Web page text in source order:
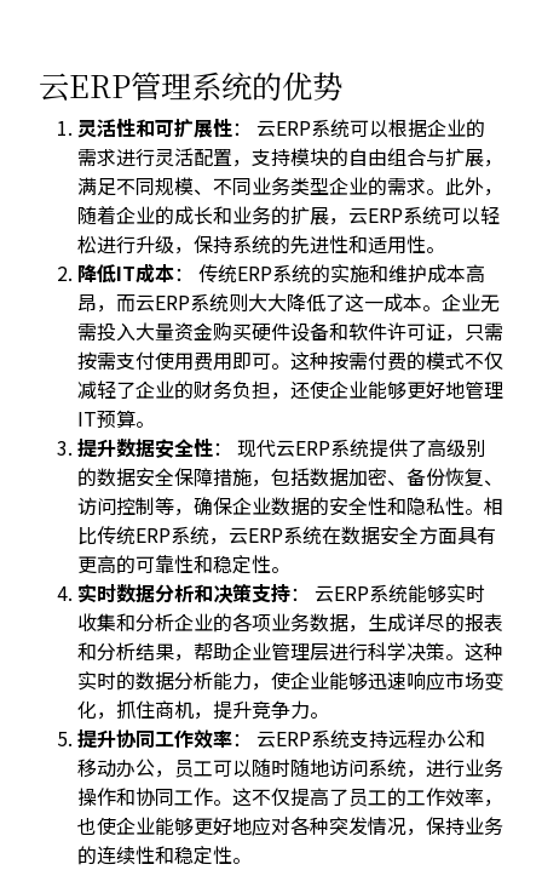
云ERP管理系统的优势
灵活性和可扩展性： 云ERP系统可以根据企业的
需求进行灵活配置，支持模块的自由组合与扩展，
满足不同规模、不同业务类型企业的需求。此外，
随着企业的成长和业务的扩展，云ERP系统可以轻
松进行升级，保持系统的先进性和适用性。
降低IT成本： 传统ERP系统的实施和维护成本高
昂，而云ERP系统则大大降低了这一成本。企业无
需投入大量资金购买硬件设备和软件许可证，只需
按需支付使用费用即可。这种按需付费的模式不仅
减轻了企业的财务负担，还使企业能够更好地管理
IT预算。
提升数据安全性： 现代云ERP系统提供了高级别
的数据安全保障措施，包括数据加密、备份恢复、
访问控制等，确保企业数据的安全性和隐私性。相
比传统ERP系统，云ERP系统在数据安全方面具有
更高的可靠性和稳定性。
实时数据分析和决策支持： 云ERP系统能够实时
收集和分析企业的各项业务数据，生成详尽的报表
和分析结果，帮助企业管理层进行科学决策。这种
实时的数据分析能力，使企业能够迅速响应市场变
化，抓住商机，提升竞争力。
提升协同工作效率： 云ERP系统支持远程办公和
移动办公，员工可以随时随地访问系统，进行业务
操作和协同工作。这不仅提高了员工的工作效率，
也使企业能够更好地应对各种突发情况，保持业务
的连续性和稳定性。